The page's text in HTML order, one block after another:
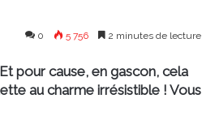
0 5 756 2 minutes de lecture
pour cause, en gascon, cela
au charme irrésistible ! Vous